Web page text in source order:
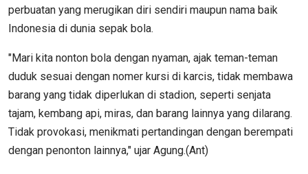
perbuatan yang merugikan diri sendiri maupun nama baik
Indonesia di dunia sepak bola.
"Mari kita nonton bola dengan nyaman, ajak teman-teman
duduk sesuai dengan nomer kursi di karcis, tidak membawa
barang yang tidak diperlukan di stadion, seperti senjata
tajam, kembang api, miras, dan barang lainnya yang dilarang.
Tidak provokasi, menikmati pertandingan dengan berempati
dengan penonton lainnya," ujar Agung.(Ant)